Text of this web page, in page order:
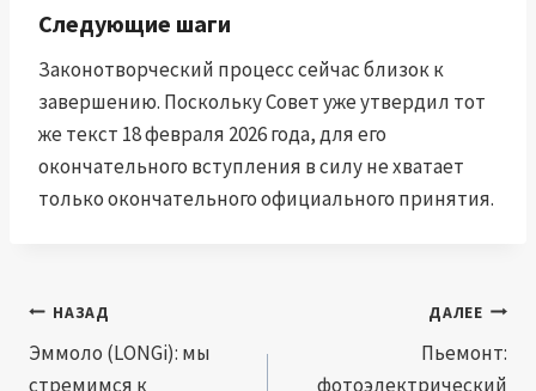
Следующие шаги
Законотворческий процесс сейчас близок к
завершению. Поскольку Совет уже утвердил тот
же текст 18 февраля 2026 года, для его
окончательного вступления в силу не хватает
только окончательного официального принятия.
Навигация
по
НАЗАД
Эммоло (LONGi): мы
стремимся к
ДАЛЕЕ
Пьемонт:
фотоэлектрический